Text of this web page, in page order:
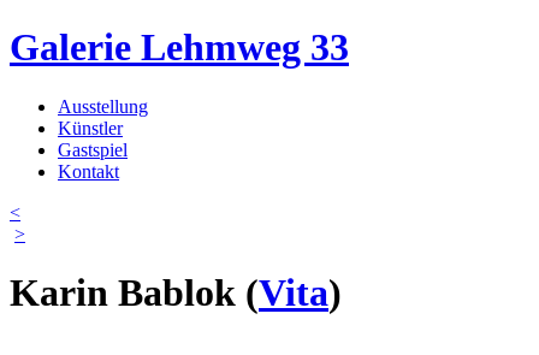
Direkt zum Inhalt
Galerie Lehmweg 33
Hauptmenü
Ausstellung
Künstler
Gastspiel
Kontakt
<
>
Karin Bablok (Vita)